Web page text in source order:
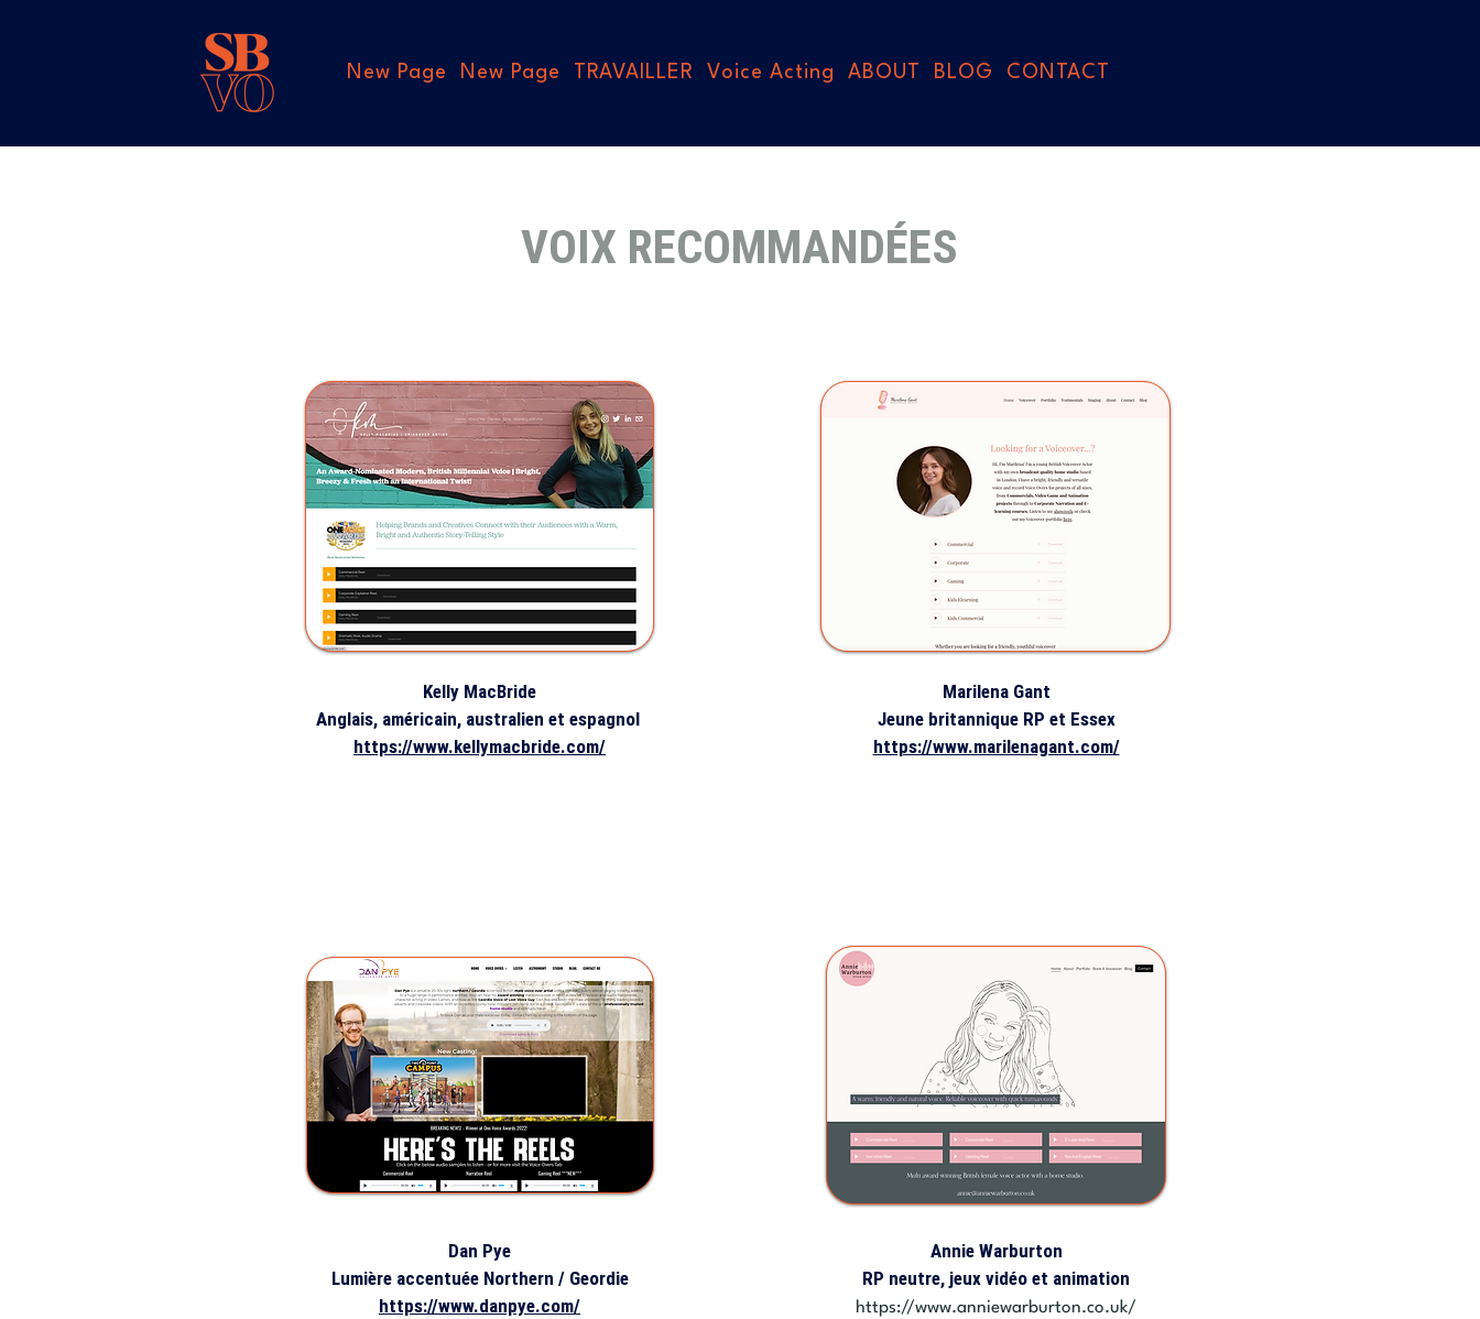
New Page New Page TRAVAILLER Voice Acting ABOUT BLOG CONTACT
VOIX RECOMMANDÉES
Kelly MacBride
Anglais, américain, australien et espagnol
https://www.kellymacbride.com/
Marilena Gant
Jeune britannique RP et Essex
https://www.marilenagant.com/
Dan Pye
Lumière accentuée Northern / Geordie
https://www.danpye.com/
Annie Warburton
RP neutre, jeux vidéo et animation
https://www.anniewarburton.co.uk/